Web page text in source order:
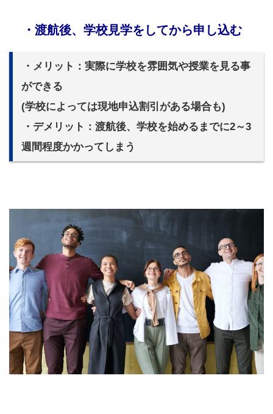
・渡航後、学校見学をしてから申し込む
・メリット：実際に学校を雰囲気や授業を見る事
ができる
(学校によっては現地申込割引がある場合も)
・デメリット：渡航後、学校を始めるまでに2～3
週間程度かかってしまう